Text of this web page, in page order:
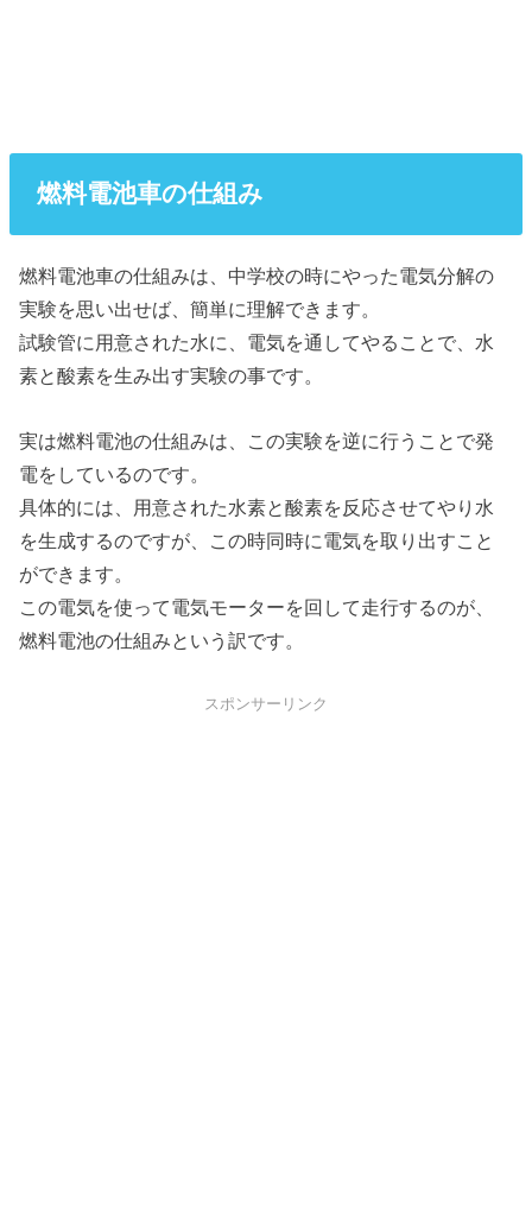
燃料電池車の仕組み
燃料電池車の仕組みは、中学校の時にやった電気分解の
実験を思い出せば、簡単に理解できます。
試験管に用意された水に、電気を通してやることで、水
素と酸素を生み出す実験の事です。
実は燃料電池の仕組みは、この実験を逆に行うことで発
電をしているのです。
具体的には、用意された水素と酸素を反応させてやり水
を生成するのですが、この時同時に電気を取り出すこと
ができます。
この電気を使って電気モーターを回して走行するのが、
燃料電池の仕組みという訳です。
スポンサーリンク